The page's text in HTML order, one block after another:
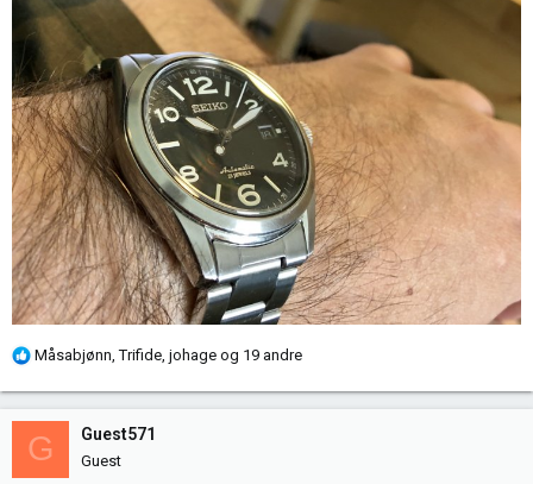
R
k
s
Måsabjønn ,Trifide johage og 19 andre
G Guest571
Guest